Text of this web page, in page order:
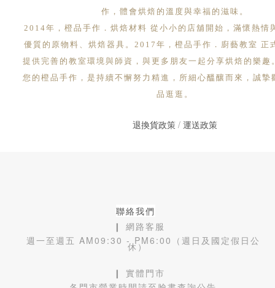
作，體會烘焙的溫度與幸福的滋味。
2014年，橙品手作．烘焙材料 從小小的店舖開始，滿懷熱情
優質的原物料、烘焙器具。2017年，橙品手作．廚藝教室 正
提供完善的教室環境與師資，與更多朋友一起分享烘焙的樂趣
您的橙品手作，是持續不懈努力精進，所細心醞釀而來，誠摯
品逛逛。
退換貨政策/ 運送政策
聯絡我們
❙ 網路客服
週一至週五 AM09:30 - PM6:00（週日及國定假日公
休）
❙ 實體門市